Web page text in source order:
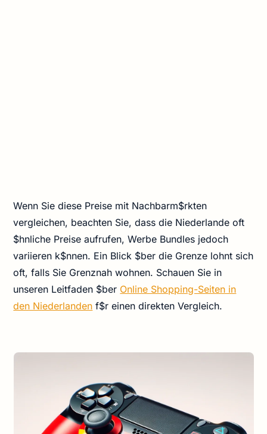
Wenn Sie diese Preise mit Nachbarm$rkten
vergleichen, beachten Sie, dass die Niederlande oft
$hnliche Preise aufrufen, Werbe Bundles jedoch
variieren k$nnen. Ein Blick $ber die Grenze lohnt sich
oft, falls Sie Grenznah wohnen. Schauen Sie in
unseren Leitfaden $ber Online Shopping-Seiten in
den Niederlanden f$r einen direkten Vergleich.